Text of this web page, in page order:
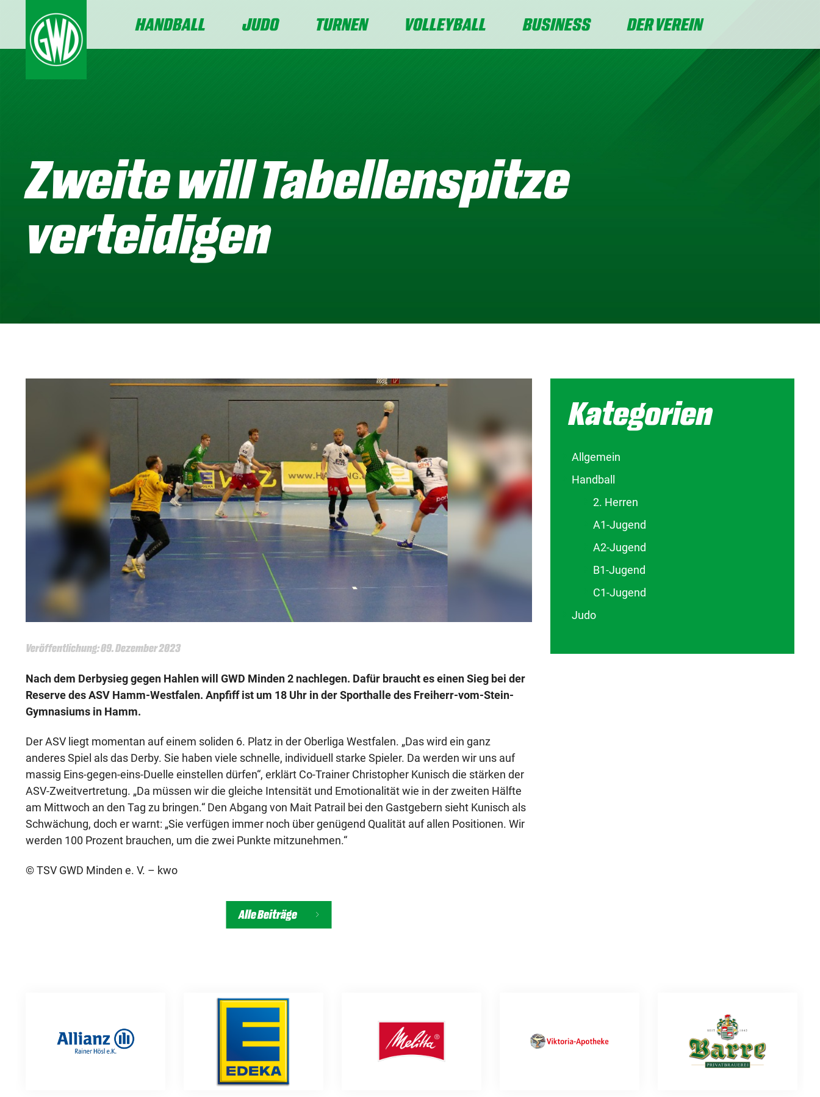
HANDBALL JUDO TURNEN VOLLEYBALL BUSINESS DER VEREIN
Zweite will Tabellenspitze
verteidigen
Veröffentlichung: 09. Dezember 2023
Nach dem Derbysieg gegen Hahlen will GWD Minden 2 nachlegen. Dafür braucht es einen Sieg bei der
Reserve des ASV Hamm-Westfalen. Anpfiff ist um 18 Uhr in der Sporthalle des Freiherr-vom-Stein-
Gymnasiums in Hamm.
Der ASV liegt momentan auf einem soliden 6. Platz in der Oberliga Westfalen. „Das wird ein ganz
anderes Spiel als das Derby. Sie haben viele schnelle, individuell starke Spieler. Da werden wir uns auf
massig Eins-gegen-eins-Duelle einstellen dürfen“, erklärt Co-Trainer Christopher Kunisch die stärken der
ASV-Zweitvertretung. „Da müssen wir die gleiche Intensität und Emotionalität wie in der zweiten Hälfte
am Mittwoch an den Tag zu bringen.“ Den Abgang von Mait Patrail bei den Gastgebern sieht Kunisch als
Schwächung, doch er warnt: „Sie verfügen immer noch über genügend Qualität auf allen Positionen. Wir
werden 100 Prozent brauchen, um die zwei Punkte mitzunehmen.“
© TSV GWD Minden e. V. – kwo
Alle Beiträge
Kategorien
Allgemein
Handball
2. Herren
A1-Jugend
A2-Jugend
B1-Jugend
C1-Jugend
Judo